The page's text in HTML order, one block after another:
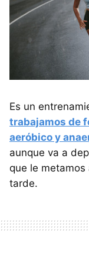
Es un
trabajamos de
aeróbico y
aunque va a
que le metamos
tarde.